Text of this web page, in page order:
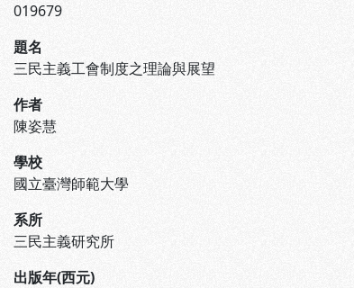
019679
題名
三民主義工會制度之理論與展望
作者
陳姿慧
學校
國立臺灣師範大學
系所
三民主義研究所
出版年(西元)